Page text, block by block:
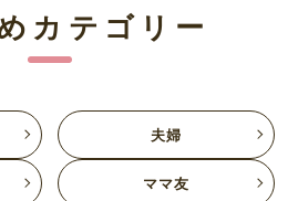
カテゴリー
夫婦
ママ友